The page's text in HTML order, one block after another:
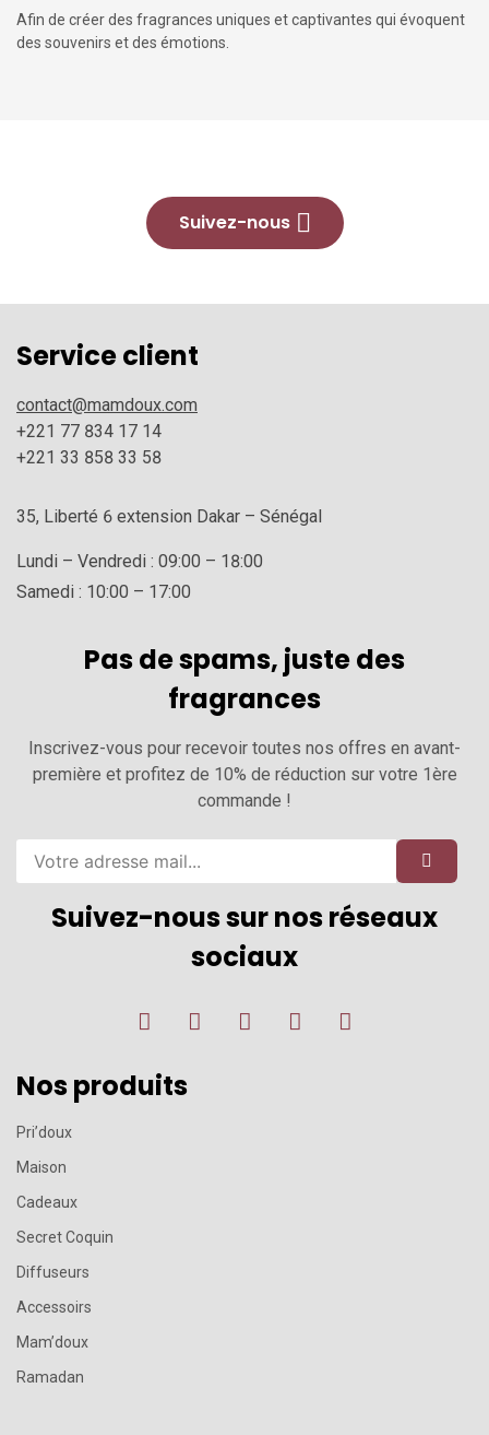
Afin de créer des fragrances uniques et captivantes qui évoquent
des souvenirs et des émotions.
Suivez-nous
Service client
contact@mamdoux.com
+221 77 834 17 14
+221 33 858 33 58
35, Liberté 6 extension Dakar – Sénégal
Lundi – Vendredi : 09:00 – 18:00
Samedi : 10:00 – 17:00
Pas de spams, juste des
fragrances
Inscrivez-vous pour recevoir toutes nos offres en avant-
première et profitez de 10% de réduction sur votre 1ère
commande !
Suivez-nous sur nos réseaux
sociaux
Nos produits
Pri’doux
Maison
Cadeaux
Secret Coquin
Diffuseurs
Accessoirs
Mam’doux
Ramadan